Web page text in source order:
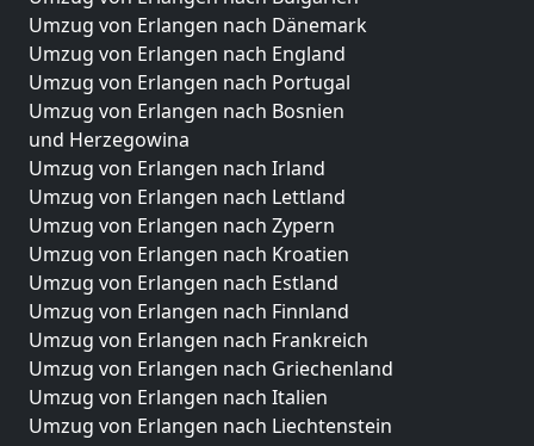
Umzug von Erlangen nach Dänemark
Umzug von Erlangen nach England
Umzug von Erlangen nach Portugal
Umzug von Erlangen nach Bosnien
und Herzegowina
Umzug von Erlangen nach Irland
Umzug von Erlangen nach Lettland
Umzug von Erlangen nach Zypern
Umzug von Erlangen nach Kroatien
Umzug von Erlangen nach Estland
Umzug von Erlangen nach Finnland
Umzug von Erlangen nach Frankreich
Umzug von Erlangen nach Griechenland
Umzug von Erlangen nach Italien
Umzug von Erlangen nach Liechtenstein